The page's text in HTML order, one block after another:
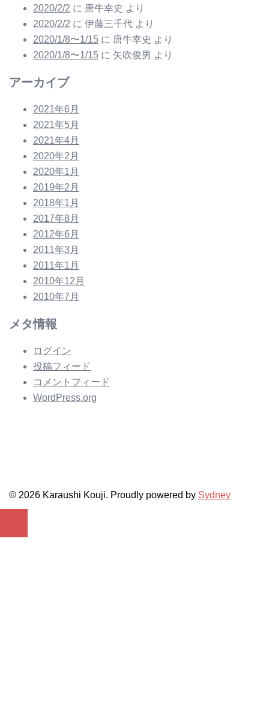
2020/2/2 に 唐牛幸史 より
2020/2/2 に 伊藤三千代 より
2020/1/8〜1/15 に 唐牛幸史 より
2020/1/8〜1/15 に 矢吹俊男 より
アーカイブ
2021年6月
2021年5月
2021年4月
2020年2月
2020年1月
2019年2月
2018年1月
2017年8月
2012年6月
2011年3月
2011年1月
2010年12月
2010年7月
メタ情報
ログイン
投稿フィード
コメントフィード
WordPress.org
© 2026 Karaushi Kouji. Proudly powered by Sydney